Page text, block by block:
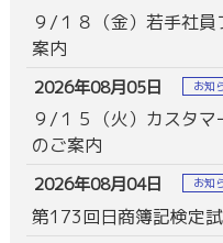
９/１８（金）若手社
案内
2026年08月05日 お知
９/１５（火）カスタ
のご案内
2026年08月04日 お知
第173回日商簿記検定